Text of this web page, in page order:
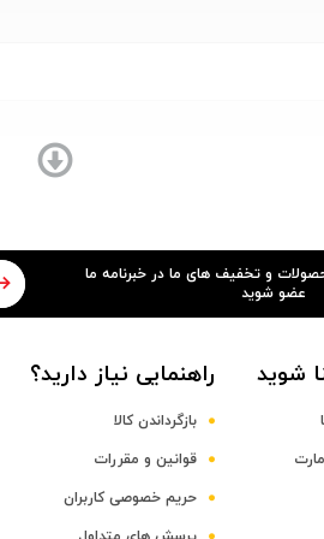
Octa-core
و تخفیف های ما در خبرنامه ما
عضو شوید
شوید راهنمایی نیاز دارید؟
بازگرداندن کالا
قوانین و مقررات
حریم خصوصی کاربران